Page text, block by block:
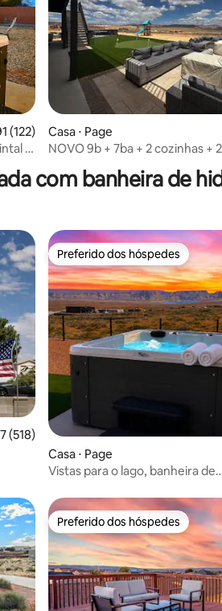
uma avaliação média de 5, 122
(122)
•
Casa ⋅ Page
NOVO 9b + 7ba + 2 cozinhas + 2
externas + Xbox + Sleep36+
com banheira de
uma avaliação média de 5, 518
(518)
Preferido dos hóspedes
Preferido dos hóspedes
Casa ⋅ Page
Vistas para o lago, banheira de
ar livre
Preferido dos hóspedes
Preferido dos hóspedes